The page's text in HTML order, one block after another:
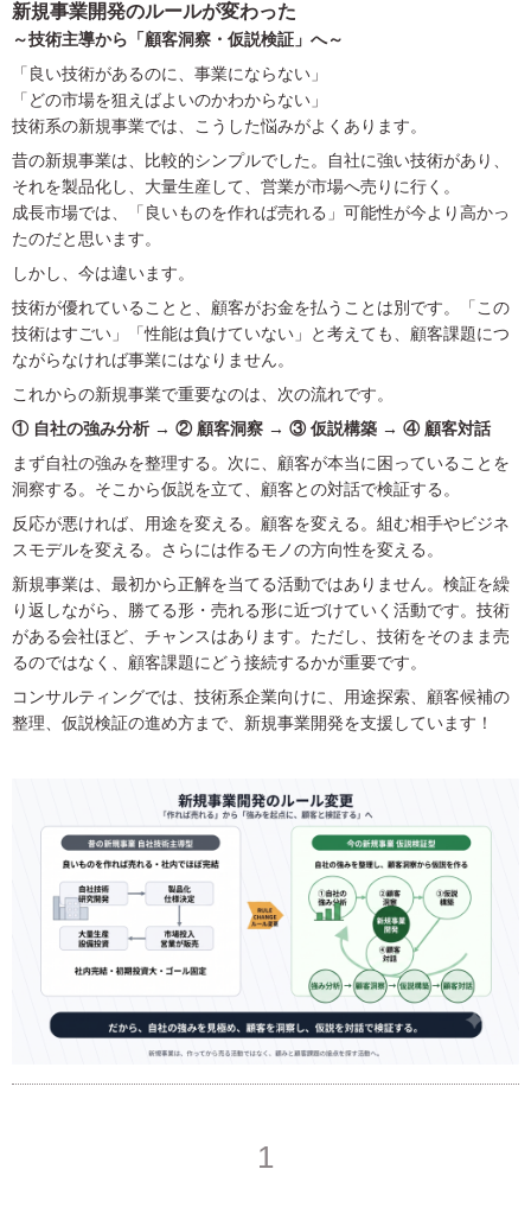
新規事業開発のルールが変わった
～技術主導から「顧客洞察・仮説検証」へ～
「良い技術があるのに、事業にならない」
「どの市場を狙えばよいのかわからない」
技術系の新規事業では、こうした悩みがよくあります。
昔の新規事業は、比較的シンプルでした。自社に強い技術があり、
それを製品化し、大量生産して、営業が市場へ売りに行く。
成長市場では、「良いものを作れば売れる」可能性が今より高かっ
たのだと思います。
しかし、今は違います。
技術が優れていることと、顧客がお金を払うことは別です。「この
技術はすごい」「性能は負けていない」と考えても、顧客課題につ
ながらなければ事業にはなりません。
これからの新規事業で重要なのは、次の流れです。
① 自社の強み分析 → ② 顧客洞察 → ③ 仮説構築 → ④ 顧客対話
まず自社の強みを整理する。次に、顧客が本当に困っていることを
洞察する。そこから仮説を立て、顧客との対話で検証する。
反応が悪ければ、用途を変える。顧客を変える。組む相手やビジネ
スモデルを変える。さらには作るモノの方向性を変える。
新規事業は、最初から正解を当てる活動ではありません。検証を繰
り返しながら、勝てる形・売れる形に近づけていく活動です。技術
がある会社ほど、チャンスはあります。ただし、技術をそのまま売
るのではなく、顧客課題にどう接続するかが重要です。
コンサルティングでは、技術系企業向けに、用途探索、顧客候補の
整理、仮説検証の進め方まで、新規事業開発を支援しています！
1